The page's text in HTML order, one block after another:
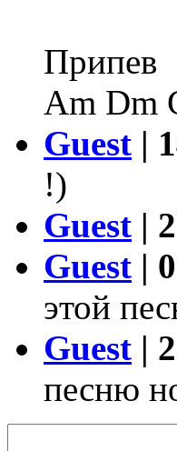
Припев
Am Dm
Guest |
!)
Guest |
Guest |
этой
Guest |
песню